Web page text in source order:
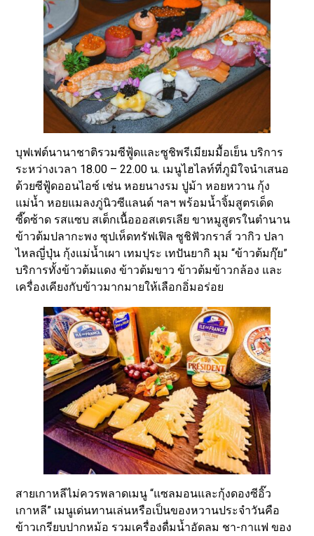
บุฟเฟต์นานาชาติรวมซีฟู้ดและซูชิพรีเมียมมื้อเย็น บริการ
ระหว่างเวลา 18.00 – 22.00 น. เมนูไฮไลท์ที่ภูมิใจนำเสนอ
ด้วยซีฟู้ดออนไอซ์ เช่น หอยนางรม ปูม้า หอยหวาน กุ้ง
แม่น้ำ หอยแมลงภู่นิวซีแลนด์ ฯลฯ พร้อมน้ำจิ้มสูตรเด็ด
ซี๊ดซ้าด รสแซบ สเต็กเนื้อออสเตรเลีย ขาหมูสูตรในตำนาน
ข้าวต้มปลากะพง ซุปเห็ดทรัฟเฟิล ซูชิฟัวกราส์ วากิว ปลา
ไหลญี่ปุ่น กุ้งแม่น้ำเผา เทมปุระ เทปันยากิ มุม “ข้าวต้มกุ๊ย”
บริการทั้งข้าวต้มแดง ข้าวต้มขาว ข้าวต้มข้าวกล้อง และ
เครื่องเคียงกับข้าวมากมายให้เลือกอิ่มอร่อย
สายเกาหลีไม่ควรพลาดเมนู “แซลมอนและกุ้งดองซีอิ๊ว
เกาหลี” เมนูเด่นทานเล่นหรือเป็นของหวานประจำวันคือ
ข้าวเกรียบปากหม้อ รวมเครื่องดื่มน้ำอัดลม ชา-กาแฟ ของ